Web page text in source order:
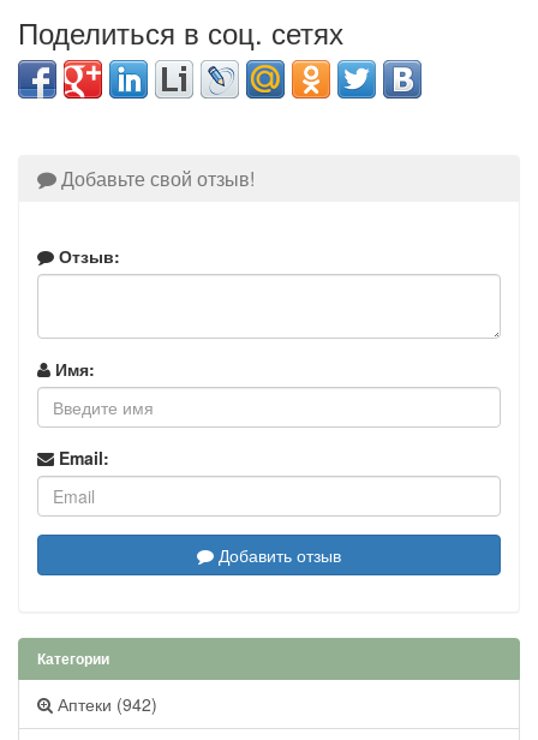
Поделиться в соц. сетях
Добавьте свой отзыв!
Отзыв:
Имя:
Email:
Добавить отзыв
Категории
Аптеки (942)